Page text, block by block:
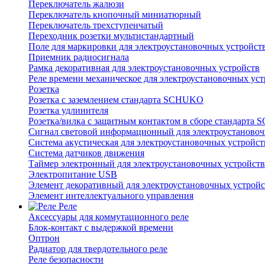
Переключатель жалюзи
Переключатель кнопочный миниатюрный
Переключатель трехступенчатый
Переходник розетки мультистандартный
Поле для маркировки для электроустановочных
Приемник радиосигнала
Рамка декоративная для электроустановочных устройств
Реле времени механическое для электроустановочных
Розетка
Розетка с заземлением стандарта SCHUKO
Розетка удлинителя
Розетка/вилка с защитным контактом в сборе стандарта
Сигнал световой информационный для
Система акустическая для электроустановочных
Система датчиков движения
Таймер электронный для электроустановочных устройств
Электропитание USB
Элемент декоративный для электроустановочных
Элемент интеллектуального управления
Реле
Аксессуары для коммутационного реле
Блок-контакт с выдержкой времени
Оптрон
Радиатор для твердотельного реле
Реле безопасности